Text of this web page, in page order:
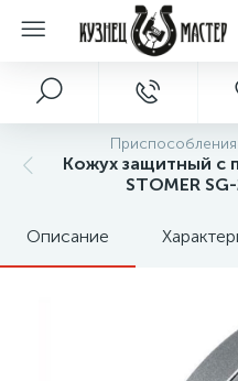
Кожух защитный
STOMER
Описание